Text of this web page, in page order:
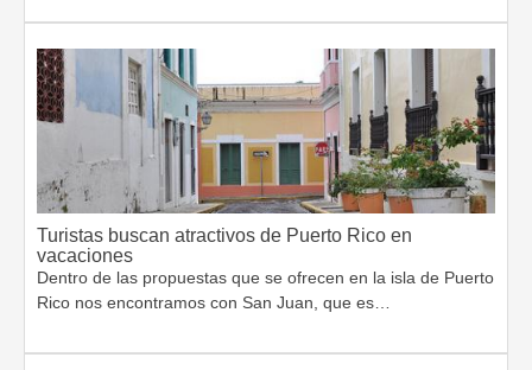
Turistas buscan atractivos de Puerto Rico en
vacaciones
Dentro de las propuestas que se ofrecen en la isla de Puerto
Rico nos encontramos con San Juan, que es…